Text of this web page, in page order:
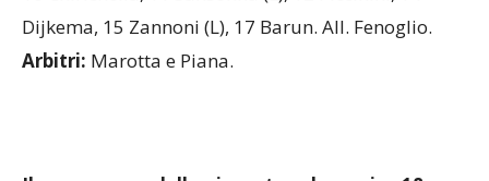
Plak, 6 D’Odorico, 7 Donà, 8 Pietersen, 9 Bonifacio,
10 Chirichella, 11 Sansonna (L), 12 Piccinini, 14